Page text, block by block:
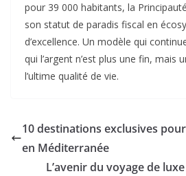
pour 39 000 habitants, la
son statut de paradis fiscal en
d’excellence. Un modèle qui
qui l’argent n’est plus une fin, mais
l’ultime qualité de vie.
10 destinations exclusives
en Méditerranée
L’avenir du voyage de